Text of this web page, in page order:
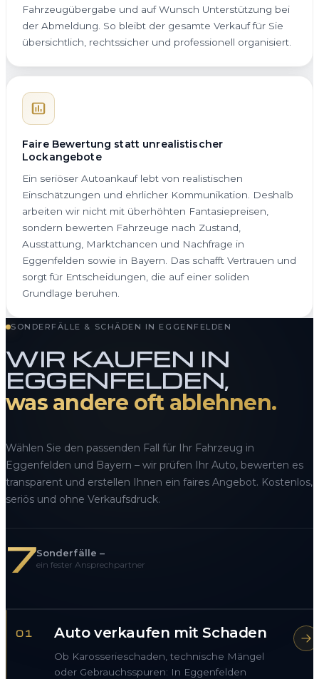
Fahrzeugübergabe und auf Wunsch Unterstützung bei
der Abmeldung. So bleibt der gesamte Verkauf für Sie
übersichtlich, rechtssicher und professionell organisiert.
Faire Bewertung statt unrealistischer
Lockangebote
Ein seriöser Autoankauf lebt von realistischen
Einschätzungen und ehrlicher Kommunikation. Deshalb
arbeiten wir nicht mit überhöhten Fantasiepreisen,
sondern bewerten Fahrzeuge nach Zustand,
Ausstattung, Marktchancen und Nachfrage in
Eggenfelden sowie in Bayern. Das schafft Vertrauen und
sorgt für Entscheidungen, die auf einer soliden
Grundlage beruhen.
SONDERFÄLLE & SCHÄDEN IN EGGENFELDEN
WIR KAUFEN IN
EGGENFELDEN,
was andere oft ablehnen.
Wählen Sie den passenden Fall für Ihr Fahrzeug in
Eggenfelden und Bayern – wir prüfen Ihr Auto, bewerten es
transparent und erstellen Ihnen ein faires Angebot. Kostenlos,
seriös und ohne Verkaufsdruck.
7Sonderfälle –
ein fester Ansprechpartner
01 Auto verkaufen mit Schaden
Ob Karosserieschaden, technische Mängel
oder Gebrauchsspuren: In Eggenfelden